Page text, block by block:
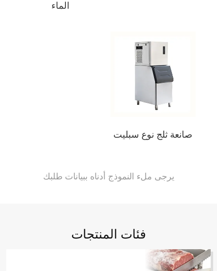
الماء
صانعة ثلج نوع سبليت
يرجى ملء النموذج أدناه ببيانات طلبك
فئات المنتجات